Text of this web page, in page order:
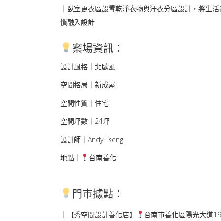
｜臥室更衣區設置乾淨衣物與汙衣分區設計，將生活
慣融入設計
案場資訊：
設計風格｜北歐風
空間格局｜新成屋
空間性質｜住宅
空間坪數｜24坪
設計師｜Andy Tseng
地點｜
台南善化
門市據點：
｜【秀空間設計善化店】 台南市善化區陽光大道